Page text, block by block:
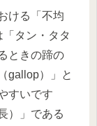
ける「不均
タン・タタ
ときの蹄の
gallop）」と
すいです
）」である